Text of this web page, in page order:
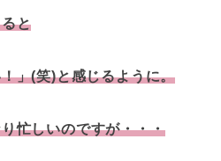
と
」(笑)と感じるように。
忙しいのですが・・・